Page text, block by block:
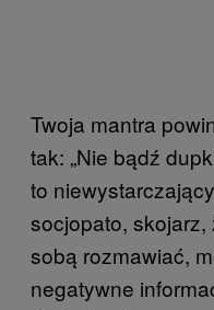
Twoja mantra
tak: „Nie bądź
to
socjopato,
sobą rozmawiać,
negatywne